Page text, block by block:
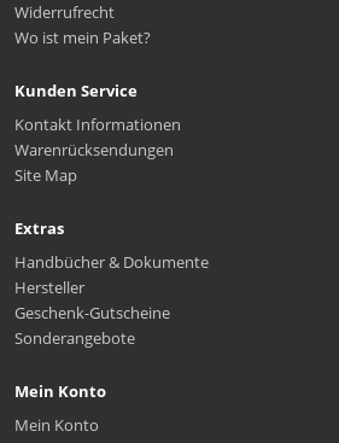
Widerrufrecht
Wo ist mein Paket?
Kunden Service
Kontakt Informationen
Warenrücksendungen
Site Map
Extras
Handbücher & Dokumente
Hersteller
Geschenk-Gutscheine
Sonderangebote
Mein Konto
Mein Konto